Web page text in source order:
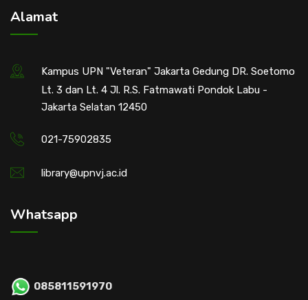
Alamat
Kampus UPN "Veteran" Jakarta Gedung DR. Soetomo
Lt. 3 dan Lt. 4 Jl. R.S. Fatmawati Pondok Labu -
Jakarta Selatan 12450
021-75902835
library@upnvj.ac.id
Whatsapp
085811591970